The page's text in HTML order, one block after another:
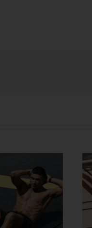
ျင့်ခန်း တွေနဲ့
ဒီလိုဖြုတ်